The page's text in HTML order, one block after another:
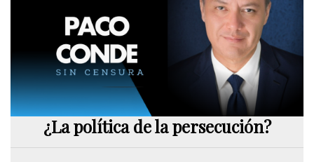
¿La política de la persecución?